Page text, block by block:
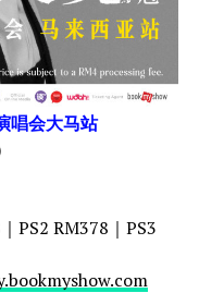
唱会大马站
PS2 RM378｜PS3